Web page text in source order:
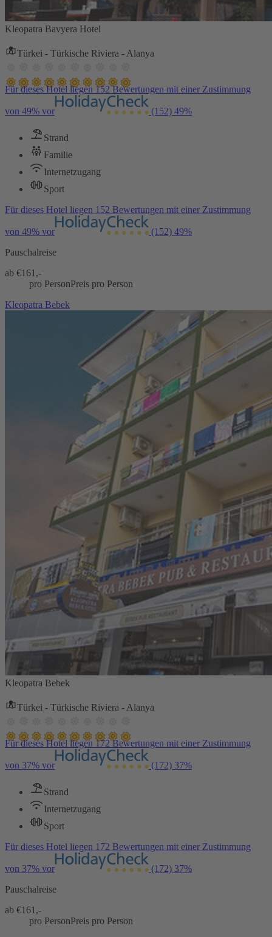
Kleopatra Bavyera Hotel
Türkei - Türkische Riviera - Alanya
Für dieses Hotel liegen 152 Bewertungen mit einer Zustimmung
von 49% vor (152) 49%
Strand
Familie
Internetzugang
Sport
Für dieses Hotel liegen 152 Bewertungen mit einer Zustimmung
von 49% vor (152) 49%
Pauschalreise
ab €161,-
pro PersonPreis pro Person
Kleopatra Bebek
Kleopatra Bebek
Türkei - Türkische Riviera - Alanya
Für dieses Hotel liegen 172 Bewertungen mit einer Zustimmung
von 37% vor (172) 37%
Strand
Internetzugang
Sport
Für dieses Hotel liegen 172 Bewertungen mit einer Zustimmung
von 37% vor (172) 37%
Pauschalreise
ab €161,-
pro PersonPreis pro Person